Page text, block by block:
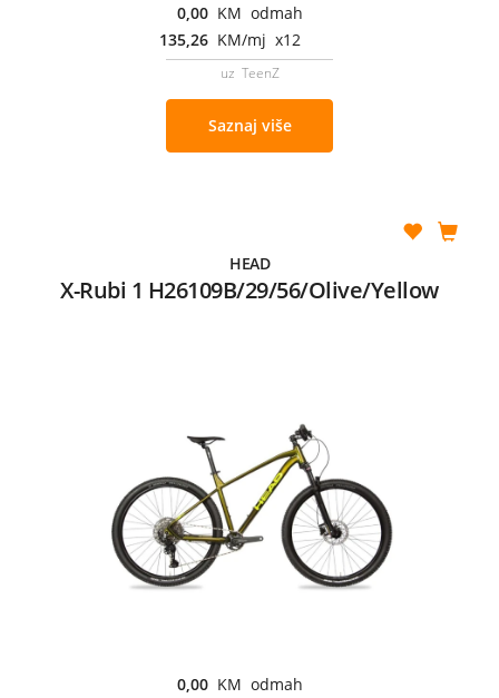
0,00 KM odmah
135,26 KM/mj x12
uz TeenZ
Saznaj više
HEAD
X-Rubi 1 H26109B/29/56/Olive/Yellow
0,00 KM odmah